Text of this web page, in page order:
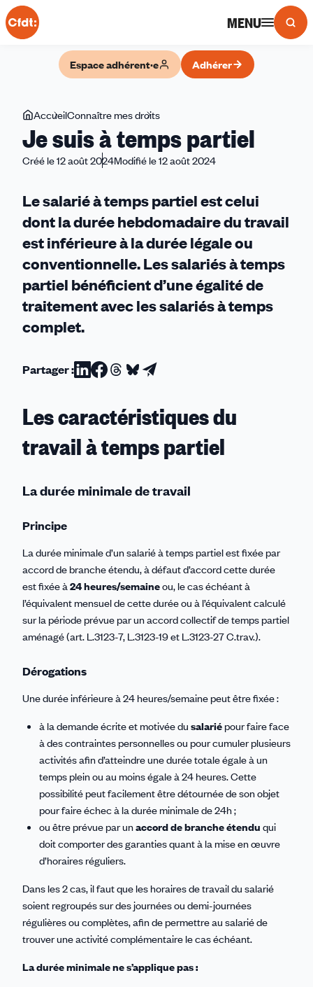
Panneau de gestion des cookies
MENU
Espace adhérent·e Adhérer
Vous
êtes
ici
AccueilConnaître mes droits
suis
à
Je suis à temps partiel
Créé le 12 août 2024Modifié le 12 août 2024
Le salarié à temps partiel est celui
dont la durée hebdomadaire du travail
est inférieure à la durée légale ou
conventionnelle. Les salariés à temps
partiel bénéficient d’une égalité de
traitement avec les salariés à temps
complet.
Partager :Partager
Linkedin
Partager
Facebook
Partager
Threads
Partager
Bluesky
Partager
email
Les caractéristiques du
travail à temps partiel
La durée minimale de travail
Principe
La durée minimale d’un salarié à temps partiel est fixée par
accord de branche étendu, à défaut d’accord cette durée
est fixée à24 heures/semaineou, le cas échéant à
l’équivalent mensuel de cette durée ou à l’équivalent calculé
sur la période prévue par un accord collectif de temps partiel
aménagé (art. L.3123-7, L.3123-19 et L.3123-27 C.trav.).
Dérogations
Une durée inférieure à 24 heures/semaine peut être fixée :
à la demande écrite et motivée du salarié pour faire face
à des contraintes personnelles ou pour cumuler plusieurs
activités afin d’atteindre une durée totale égale à un
temps plein ou au moins égale à 24 heures. Cette
possibilité peut facilement être détournée de son objet
pour faire échec à la durée minimale de 24h ;
ou être prévue par unaccord de branche étendu qui
doit comporter des garanties quant à la mise en œuvre
d’horaires réguliers.
Dans les 2 cas, il faut que les horaires de travail du salarié
soient regroupés sur des journées ou demi-journées
régulières ou complètes, afin de permettre au salarié de
trouver une activité complémentaire le cas échéant.
La durée minimale ne s’applique pas :